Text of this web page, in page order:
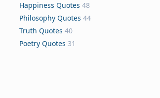
Happiness Quotes 48
Philosophy Quotes 44
Truth Quotes 40
Poetry Quotes 31